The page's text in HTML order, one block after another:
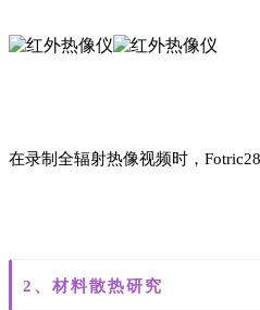
在录制全辐射热像视频时，
2、材料散热研究